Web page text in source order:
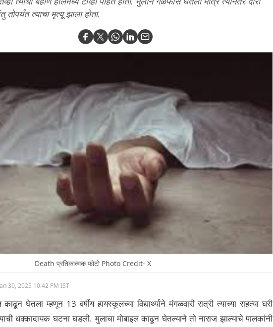
त्याचा मृत्यू झाला होता.
Death प्रतिकात्मक फोटो Photo Credit- X
30, 2025 10:42 PM IST
घेतला म्हणून 13 वर्षीय हायस्कूलच्या विद्यार्थ्याने मंगळवारी रात्री त्याच्या राहत्या घरी
धक्कादायक घटना घडली. मुलाचा मोबाइल काढून घेतल्याने तो नाराज झाल्याचे पालकांनी